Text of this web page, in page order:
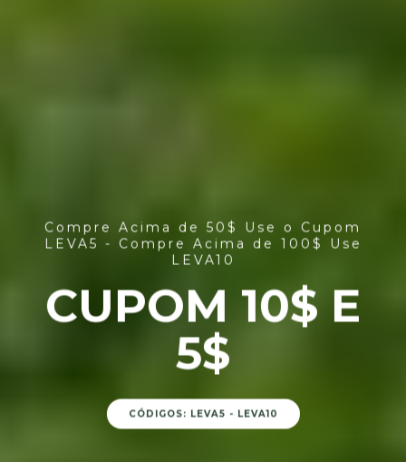
Compre Acima de 50$ Use o Cupom
LEVA5 - Compre Acima de 100$ Use
LEVA10
CUPOM 10$ E
5$
CÓDIGOS: LEVA5 - LEVA10